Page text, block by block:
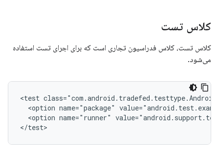
کلاس تست
کلاس تست، کلاس فدراسیون تجاری است که برای اجرای تست استفاده
می‌شود.
<test
<option name="package"
<option name="runner"